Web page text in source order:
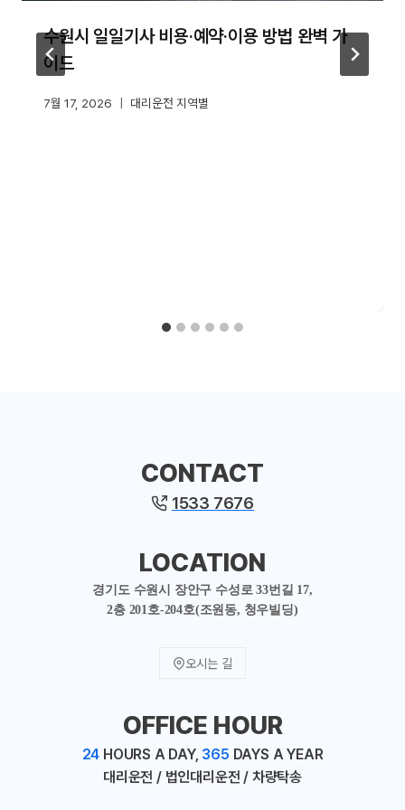
수원시 일일기사 비용·예약·이용 방법 완벽 가
이드
7월 17, 2026 대리운전 지역별
CONTACT
1533 7676
LOCATION
경기도 수원시 장안구 수성로 33번길 17,
2층 201호-204호(조원동, 청우빌딩)
오시는 길
OFFICE HOUR
24 HOURS A DAY, 365 DAYS A YEAR
대리운전 / 법인대리운전 / 차량탁송